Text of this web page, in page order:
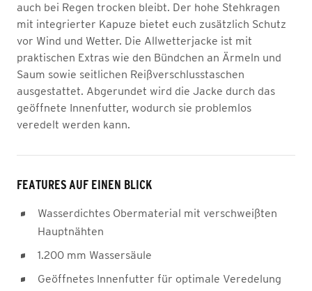
auch bei Regen trocken bleibt. Der hohe Stehkragen
mit integrierter Kapuze bietet euch zusätzlich Schutz
vor Wind und Wetter. Die Allwetterjacke ist mit
praktischen Extras wie den Bündchen an Ärmeln und
Saum sowie seitlichen Reißverschlusstaschen
ausgestattet. Abgerundet wird die Jacke durch das
geöffnete Innenfutter, wodurch sie problemlos
veredelt werden kann.
FEATURES AUF EINEN BLICK
Wasserdichtes Obermaterial mit verschweißten
Hauptnähten
1.200 mm Wassersäule
Geöffnetes Innenfutter für optimale Veredelung